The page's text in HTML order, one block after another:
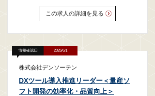
この求人の詳細を見る
情報確認日 2026/6/1
株式会社デンソーテン
DXツール導入推進リーダー＜量産ソ
フト開発の効率化・品質向上＞